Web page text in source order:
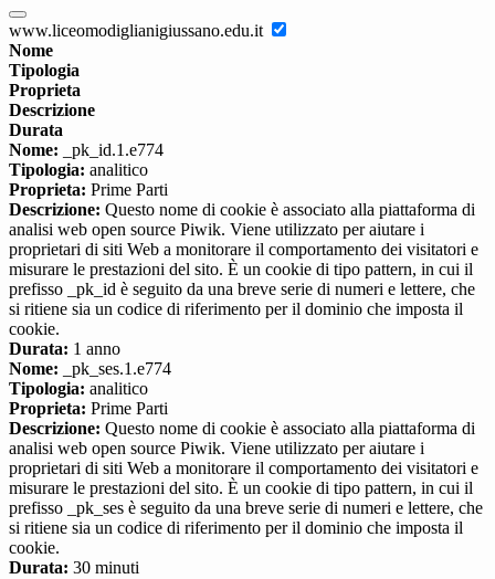
www.liceomodiglianigiussano.edu.it
Nome
Tipologia
Proprieta
Descrizione
Durata
Nome: _pk_id.1.e774
Tipologia: analitico
Proprieta: Prime Parti
Descrizione: Questo nome di cookie è associato alla piattaforma di
analisi web open source Piwik. Viene utilizzato per aiutare i
proprietari di siti Web a monitorare il comportamento dei visitatori e
misurare le prestazioni del sito. È un cookie di tipo pattern, in cui il
prefisso _pk_id è seguito da una breve serie di numeri e lettere, che
si ritiene sia un codice di riferimento per il dominio che imposta il
cookie.
Durata: 1 anno
Nome: _pk_ses.1.e774
Tipologia: analitico
Proprieta: Prime Parti
Descrizione: Questo nome di cookie è associato alla piattaforma di
analisi web open source Piwik. Viene utilizzato per aiutare i
proprietari di siti Web a monitorare il comportamento dei visitatori e
misurare le prestazioni del sito. È un cookie di tipo pattern, in cui il
prefisso _pk_ses è seguito da una breve serie di numeri e lettere, che
si ritiene sia un codice di riferimento per il dominio che imposta il
cookie.
Durata: 30 minuti